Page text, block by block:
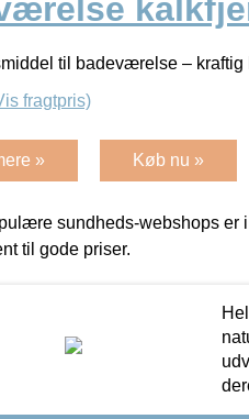
til badeværelse – kraftig
fragtpris)
» Køb nu »
sundheds-webshops er
til gode priser.